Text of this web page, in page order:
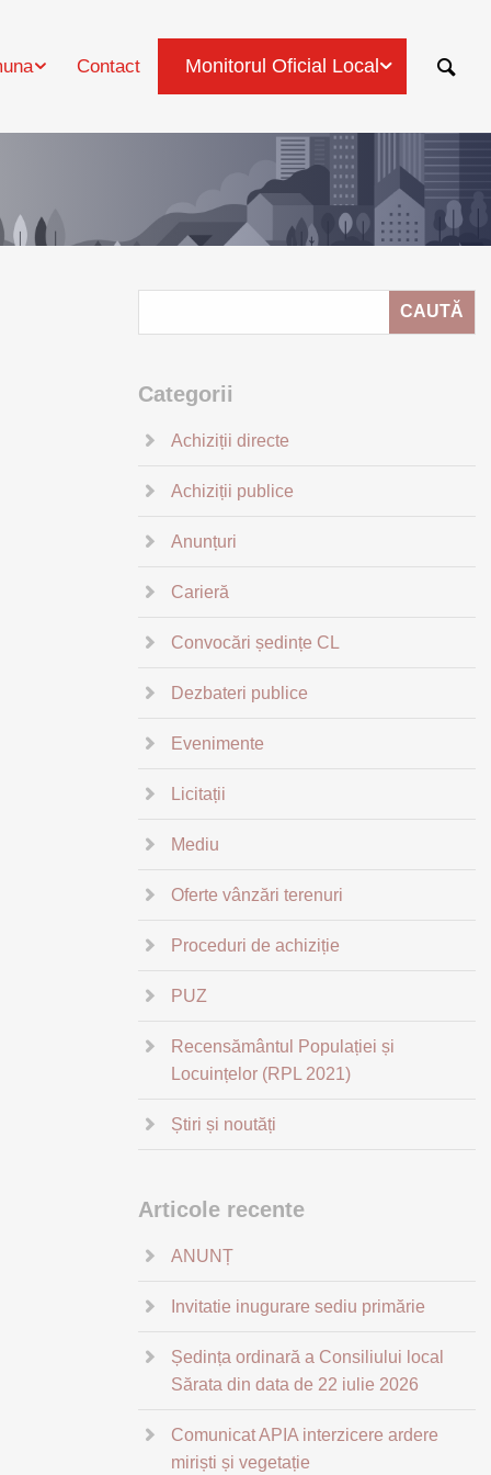
Contact Monitorul Oficial Local
Categorii
Achiziții directe
Achiziții publice
Anunțuri
Carieră
Convocări ședințe CL
Dezbateri publice
Evenimente
Licitații
Mediu
Oferte vânzări terenuri
Proceduri de achiziție
PUZ
Recensământul Populației și
Locuințelor (RPL 2021)
Știri și noutăți
Articole recente
ANUNȚ
Invitatie inugurare sediu primărie
Ședința ordinară a Consiliului local
Sărata din data de 22 iulie 2026
Comunicat APIA interzicere ardere
miriști și vegetație